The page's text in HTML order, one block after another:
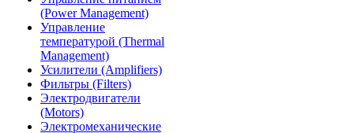
(Power Management)
Управление
температурой (Thermal
Management)
Усилители (Amplifiers)
Фильтры (Filters)
Электродвигатели
(Motors)
Электромеханические